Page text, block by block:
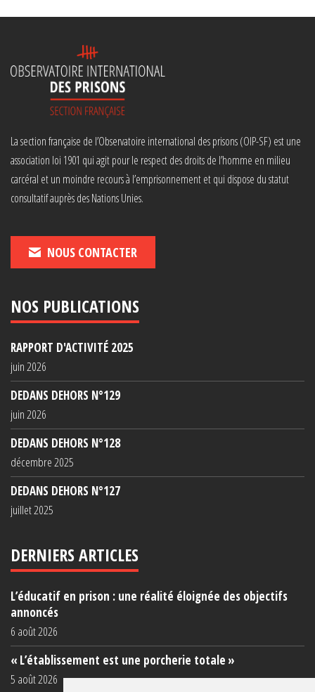
La section française de l’Observatoire international des prisons (OIP-SF) est une
association loi 1901 qui agit pour le respect des droits de l’homme en milieu
carcéral et un moindre recours à l’emprisonnement et qui dispose du statut
consultatif auprès des Nations Unies.
NOUS CONTACTER
NOS PUBLICATIONS
RAPPORT D'ACTIVITÉ 2025
juin 2026
DEDANS DEHORS N°129
juin 2026
DEDANS DEHORS N°128
décembre 2025
DEDANS DEHORS N°127
juillet 2025
DERNIERS ARTICLES
L’éducatif en prison : une réalité éloignée des objectifs
annoncés
6 août 2026
« L’établissement est une porcherie totale »
5 août 2026